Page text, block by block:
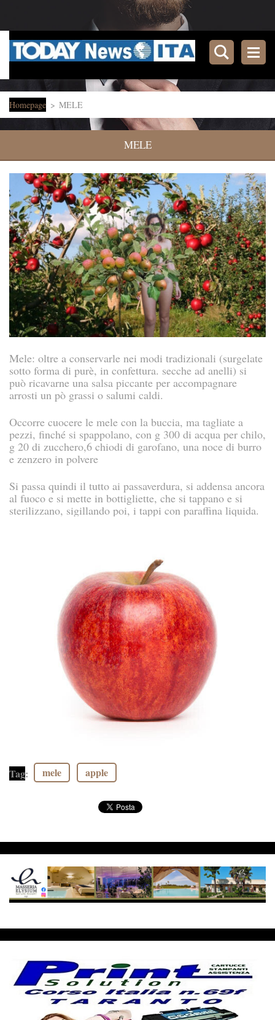
Homepage > MELE
MELE
Mele: oltre a conservarle nei modi tradizionali (surgelate
sotto forma di purè, in confettura. secche ad anelli) si
può ricavarne una salsa piccante per accompagnare
arrosti un pò grassi o salumi caldi.
Occorre cuocere le mele con la buccia, ma tagliate a
pezzi, finché si spappolano, con g 300 di acqua per chilo,
g 20 di zucchero,6 chiodi di garofano, una noce di burro
e zenzero in polvere
Si passa quindi il tutto ai passaverdura, si addensa ancora
al fuoco e si mette in bottigliette, che si tappano e si
sterilizzano, sigillando poi, i tappi con paraffina liquida.
Tag: mele apple